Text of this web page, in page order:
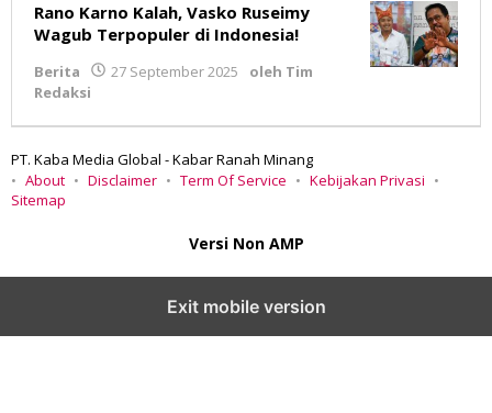
Rano Karno Kalah, Vasko Ruseimy
Wagub Terpopuler di Indonesia!
Berita 27 September 2025 oleh Tim
Redaksi
PT. Kaba Media Global - Kabar Ranah Minang
About
Disclaimer Term Of Service
Kebijakan Privasi
Sitemap
Versi Non AMP
Exit mobile version